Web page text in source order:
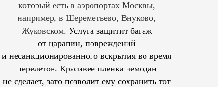
который есть в аэропортах Москвы,
например, в Шереметьево, Внуково,
Жуковском. Услуга защитит багаж
от царапин, повреждений
и несанкционированного вскрытия во время
перелетов. Красивее пленка чемодан
не сделает, зато позволит ему сохранить тот